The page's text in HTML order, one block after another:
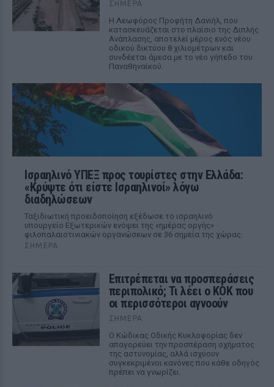
ΣΉΜΕΡΑ
Η Λεωφόρος Προφήτη Δανιήλ, που
κατασκευάζεται στο πλαίσιο της Διπλής
Ανάπλασης, αποτελεί μέρος ενός νέου
οδικού δικτύου 8 χιλιομέτρων και
συνδέεται άμεσα με το νέο γήπεδο του
Παναθηναϊκού.
Ισραηλινό ΥΠΕΞ προς τουρίστες στην Ελλάδα:
«Κρύψτε ότι είστε Ισραηλινοί» λόγω
διαδηλώσεων
Ταξιδιωτική προειδοποίηση εξέδωσε το ισραηλινό
υπουργείο Εξωτερικών ενόψει της «ημέρας οργής»
φιλοπαλαιστινιακών οργανώσεων σε 36 σημεία της χώρας.
ΣΉΜΕΡΑ
Επιτρέπεται να προσπεράσεις
περιπολικό; Τι λέει ο ΚΟΚ που
οι περισσότεροι αγνοούν
ΣΉΜΕΡΑ
Ο Κώδικας Οδικής Κυκλοφορίας δεν
απαγορεύει την προσπέραση οχήματος
της αστυνομίας, αλλά ισχύουν
συγκεκριμένοι κανόνες που κάθε οδηγός
πρέπει να γνωρίζει.